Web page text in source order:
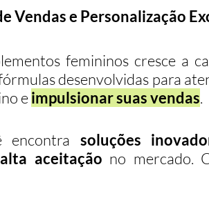
Vendas e Personalização
femininos cresce a
desenvolvidas para
e impulsionar suas vendas.
encontra soluções
aceitação no mercado.